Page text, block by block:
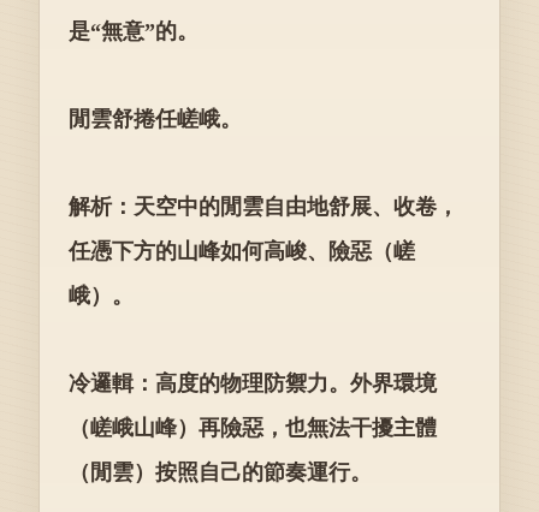
是“無意”的。
閒雲舒捲任嵯峨。
解析：天空中的閒雲自由地舒展、收卷，
任憑下方的山峰如何高峻、險惡（嵯
峨）。
冷邏輯：高度的物理防禦力。外界環境
（嵯峨山峰）再險惡，也無法干擾主體
（閒雲）按照自己的節奏運行。